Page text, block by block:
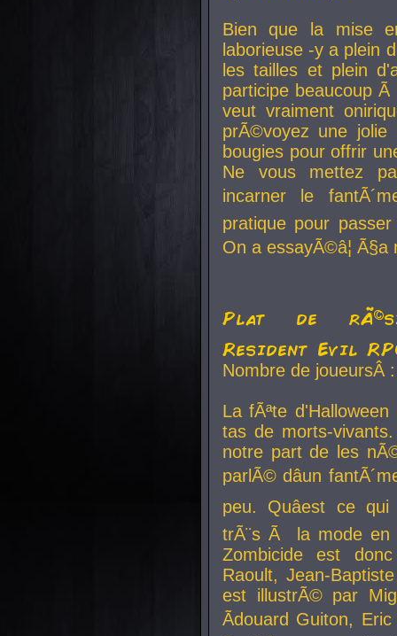
Bien que la mise
laborieuse -y a plein
les tailles et plein
participe beaucoup
veut vraiment
prÃ©voyez une
bougies pour offrir
Ne vous mettez
incarner le
pratique pour
On a essayÃ©â¦
Plat de
Resident Evil
Nombre de
La fÃªte
tas de morts-
notre part de les
parlÃ© dâun
peu. Quâest ce
trÃ¨s Ã la mode en
Zombicide est
Raoult, Jean-
est illustrÃ© par
Ãdouard Guiton,